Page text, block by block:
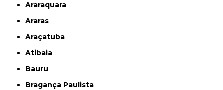
Araraquara
Araras
Araçatuba
Atibaia
Bauru
Bragança Paulista